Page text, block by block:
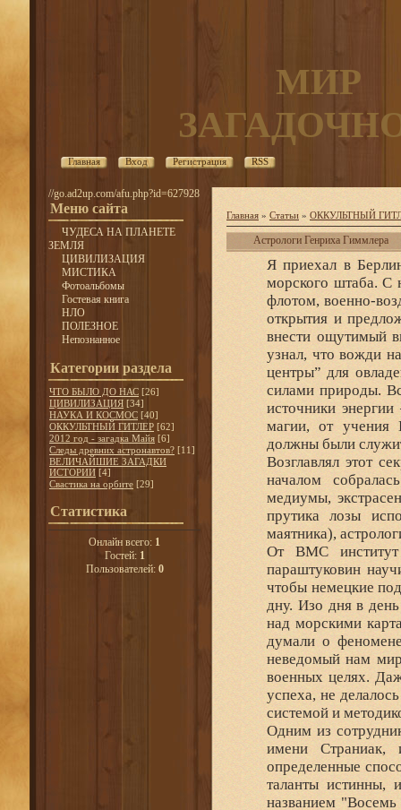
МИР
Главная Вход Регистрация RSS
//go.ad2up.com/afu.php?id=627928
Меню сайта
ЧУДЕСА НА ПЛАНЕТЕ
ЗЕМЛЯ
ЦИВИЛИЗАЦИЯ
МИСТИКА
Фотоальбомы
Гостевая книга
НЛО
ПОЛЕЗНОЕ
Непознанное
Категории раздела
ЧТО БЫЛО ДО НАС [26]
ЦИВИЛИЗАЦИЯ [34]
НАУКА И КОСМОС [40]
ОККУЛЬТНЫЙ ГИТЛЕР [62]
2012 год - загадка Майя [6]
Следы древних астронавтов? [11]
ВЕЛИЧАЙШИЕ ЗАГАДКИ
ИСТОРИИ [4]
Свастика на орбите [29]
Статистика
Онлайн всего: 1
Гостей: 1
Пользователей: 0
Главная » Статьи » ОККУЛЬТНЫЙ
Астрологи Генриха Гиммлера
Я приехал в
морского штаба. С
флотом, военно-
открытия и
внести ощутимый
узнал, что вожди
центры” для
силами природы.
источники
магии, от учения
должны были
Возглавлял этот
началом
медиумы,
прутика лозы
маятника),
От ВМС
параштуковин
чтобы немецкие
дну. Изо дня в
над морскими
думали о
неведомый нам мир
военных целях.
успеха, не
системой и
Одним из
имени Страниак,
определенные
таланты истинны,
названием